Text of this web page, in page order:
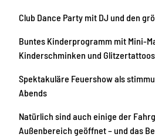
Club Dance Party mit DJ und den
Buntes Kinderprogramm mit Mini-
Kinderschminken und Glitzertattoos
Spektakuläre Feuershow als
Abends
Natürlich sind auch einige der
Außenbereich geöffnet – und das